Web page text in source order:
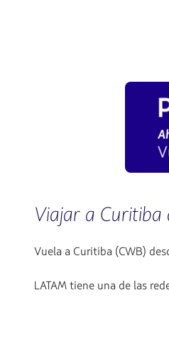
Viajar a Curitiba
Vuela a Curitiba (CWB)
LATAM tiene una de las